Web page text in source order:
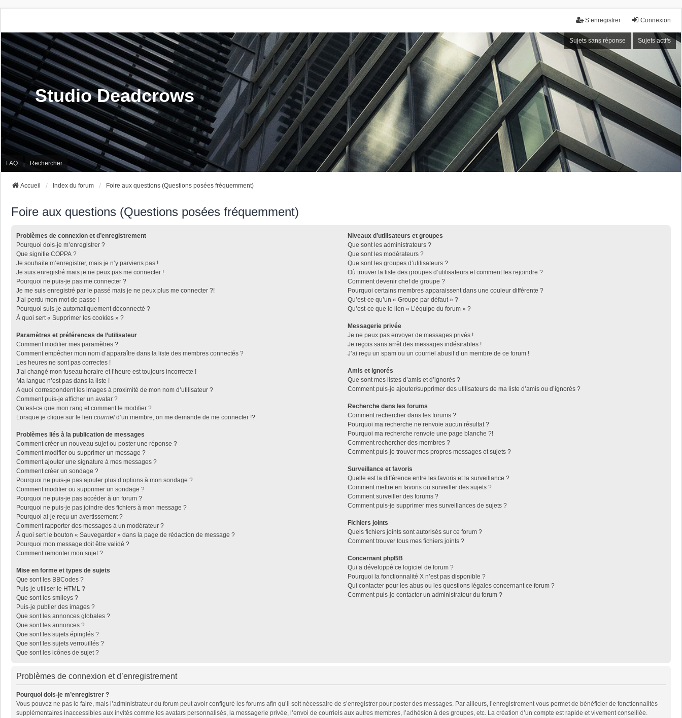
Connexion
S’enregistrer
Sujets sans réponse Sujets actifs
Studio Deadcrows
FAQ Rechercher
Accueil Index du forum Foire aux questions (Questions posées fréquemment)
Foire aux questions (Questions posées fréquemment)
Problèmes de connexion et d’enregistrement
Pourquoi dois-je m’enregistrer ?
Que signifie COPPA ?
Je souhaite m’enregistrer, mais je n’y parviens pas !
Je suis enregistré mais je ne peux pas me connecter !
Pourquoi ne puis-je pas me connecter ?
Je me suis enregistré par le passé mais je ne peux plus me connecter ?!
J’ai perdu mon mot de passe !
Pourquoi suis-je automatiquement déconnecté ?
À quoi sert « Supprimer les cookies » ?
Paramètres et préférences de l’utilisateur
Comment modifier mes paramètres ?
Comment empêcher mon nom d’apparaître dans la liste des membres connectés ?
Les heures ne sont pas correctes !
J’ai changé mon fuseau horaire et l’heure est toujours incorrecte !
Ma langue n’est pas dans la liste !
A quoi correspondent les images à proximité de mon nom d’utilisateur ?
Comment puis-je afficher un avatar ?
Qu’est-ce que mon rang et comment le modifier ?
Lorsque je clique sur le lien courriel d’un membre, on me demande de me connecter !?
Problèmes liés à la publication de messages
Comment créer un nouveau sujet ou poster une réponse ?
Comment modifier ou supprimer un message ?
Comment ajouter une signature à mes messages ?
Comment créer un sondage ?
Pourquoi ne puis-je pas ajouter plus d’options à mon sondage ?
Comment modifier ou supprimer un sondage ?
Pourquoi ne puis-je pas accéder à un forum ?
Pourquoi ne puis-je pas joindre des fichiers à mon message ?
Pourquoi ai-je reçu un avertissement ?
Comment rapporter des messages à un modérateur ?
À quoi sert le bouton « Sauvegarder » dans la page de rédaction de message ?
Pourquoi mon message doit être validé ?
Comment remonter mon sujet ?
Mise en forme et types de sujets
Que sont les BBCodes ?
Puis-je utiliser le HTML ?
Que sont les smileys ?
Puis-je publier des images ?
Que sont les annonces globales ?
Que sont les annonces ?
Que sont les sujets épinglés ?
Que sont les sujets verrouillés ?
Que sont les icônes de sujet ?
Niveaux d’utilisateurs et groupes
Que sont les administrateurs ?
Que sont les modérateurs ?
Que sont les groupes d’utilisateurs ?
Où trouver la liste des groupes d’utilisateurs et comment les rejoindre ?
Comment devenir chef de groupe ?
Pourquoi certains membres apparaissent dans une couleur différente ?
Qu’est-ce qu’un « Groupe par défaut » ?
Qu’est-ce que le lien « L’équipe du forum » ?
Messagerie privée
Je ne peux pas envoyer de messages privés !
Je reçois sans arrêt des messages indésirables !
J’ai reçu un spam ou un courriel abusif d’un membre de ce forum !
Amis et ignorés
Que sont mes listes d’amis et d’ignorés ?
Comment puis-je ajouter/supprimer des utilisateurs de ma liste d’amis ou d’ignorés ?
Recherche dans les forums
Comment rechercher dans les forums ?
Pourquoi ma recherche ne renvoie aucun résultat ?
Pourquoi ma recherche renvoie une page blanche ?!
Comment rechercher des membres ?
Comment puis-je trouver mes propres messages et sujets ?
Surveillance et favoris
Quelle est la différence entre les favoris et la surveillance ?
Comment mettre en favoris ou surveiller des sujets ?
Comment surveiller des forums ?
Comment puis-je supprimer mes surveillances de sujets ?
Fichiers joints
Quels fichiers joints sont autorisés sur ce forum ?
Comment trouver tous mes fichiers joints ?
Concernant phpBB
Qui a développé ce logiciel de forum ?
Pourquoi la fonctionnalité X n’est pas disponible ?
Qui contacter pour les abus ou les questions légales concernant ce forum ?
Comment puis-je contacter un administrateur du forum ?
Problèmes de connexion et d’enregistrement
Pourquoi dois-je m’enregistrer ?
Vous pouvez ne pas le faire, mais l’administrateur du forum peut avoir configuré les forums afin qu’il soit nécessaire de s’enregistrer pour poster des messages. Par ailleurs, l’enregistrement vous permet de bénéficier de fonctionnalités
supplémentaires inaccessibles aux invités comme les avatars personnalisés, la messagerie privée, l’envoi de courriels aux autres membres, l’adhésion à des groupes, etc. La création d’un compte est rapide et vivement conseillée.